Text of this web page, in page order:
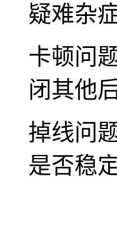
疑难杂
卡顿问
闭其他
掉线问
是否稳定